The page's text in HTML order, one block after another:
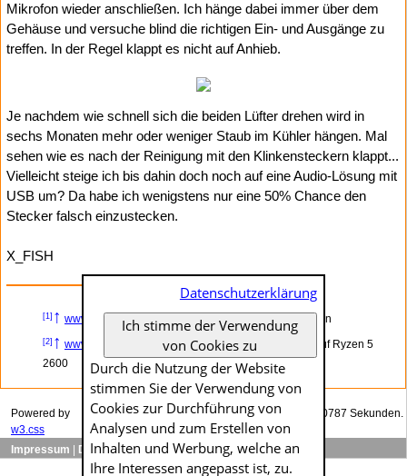
Mikrofon wieder anschließen. Ich hänge dabei immer über dem
Gehäuse und versuche blind die richtigen Ein- und Ausgänge zu
treffen. In der Regel klappt es nicht auf Anhieb.
Je nachdem wie schnell sich die beiden Lüfter drehen wird in
sechs Monaten mehr oder weniger Staub im Kühler hängen. Mal
sehen wie es nach der Reinigung mit den Klinkensteckern klappt...
Vielleicht steige ich bis dahin doch noch auf eine Audio-Lösung mit
USB um? Da habe ich wenigstens nur eine 50% Chance den
Stecker falsch einzustecken.
X_FISH
[1] ↑ www.x-fish.org – Die »Noctuaisierung« schreitet voran
[2] ↑ www.x-fish.org
– Noctua NH-U12P vs. AMD Boxed auf Ryzen 5
2600
Das Generieren dieser Seite dauerte genau 0.00787 Sekunden.
Powered by
w3.css
Impressum
Datenschutzerklärung
Datenschutzerklärung
Ich stimme der Verwendung
von Cookies zu
Durch die Nutzung der Website
stimmen Sie der Verwendung von
Cookies zur Durch­führung von
Analysen und zum Erstellen von
Inhalten und Werbung, welche an
Ihre Interessen angepasst ist, zu.